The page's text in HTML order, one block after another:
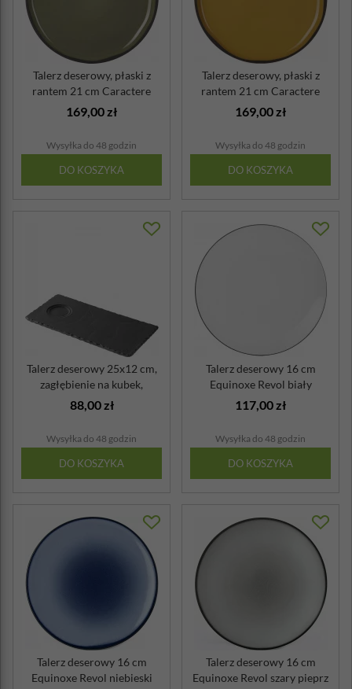
Talerz deserowy, płaski z
rantem 21 cm Caractere
Revol ka...
169,00 zł
Wysyłka do 48 godzin
DO KOSZYKA
Talerz deserowy, płaski z
rantem 21 cm Caractere
Revol ku...
169,00 zł
Wysyłka do 48 godzin
DO KOSZYKA
Talerz deserowy 25x12 cm,
zagłębienie na kubek,
imitacja ...
88,00 zł
Wysyłka do 48 godzin
DO KOSZYKA
Talerz deserowy 16 cm
Equinoxe Revol biały
Cumulus
117,00 zł
Wysyłka do 48 godzin
DO KOSZYKA
Talerz deserowy 16 cm
Equinoxe Revol niebieski
Talerz deserowy 16 cm
Equinoxe Revol szary pieprz